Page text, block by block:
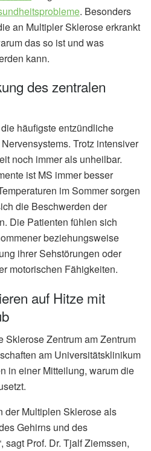
. Besonders
an Multipler Sklerose erkrankt
das so ist und was
kann.
des zentralen
häufigste entzündliche
Trotz intensiver
noch immer als unheilbar.
ist MS immer besser
im Sommer sorgen
die Beschwerden der
Die Patienten fühlen sich
beziehungsweise
ihrer Sehstörungen oder
motorischen Fähigkeiten.
auf Hitze mit
Sklerose Zentrum am Zentrum
am Universitätsklinikum
in einer Mitteilung, warum die
der Multiplen Sklerose als
Gehirns und des
sagt Prof. Dr. Tjalf Ziemssen,